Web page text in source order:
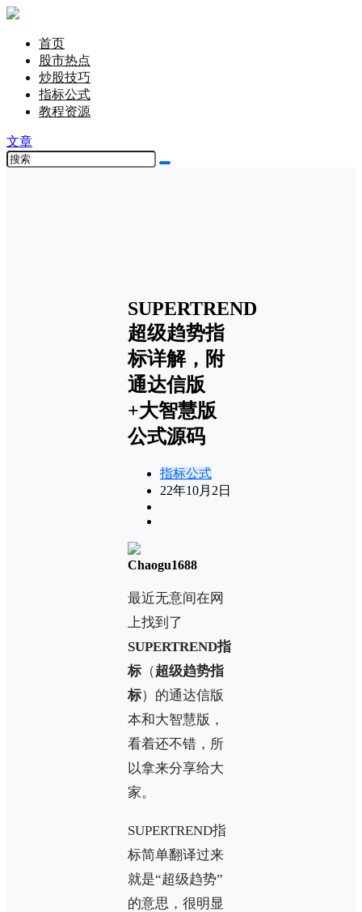
首页
股市热点
炒股技巧
指标公式
教程资源
文章
SUPERTREND
超级趋势指
标详解，附
通达信版
+大智慧版
公式源码
指标公式
22年10月2日
Chaogu1688
最近无意间在网
上找到了
SUPERTREND指
标（超级趋势指
标）的通达信版
本和大智慧版，
看着还不错，所
以拿来分享给大
家。
SUPERTREND指
标简单翻译过来
就是“超级趋势”
的意思，很明显